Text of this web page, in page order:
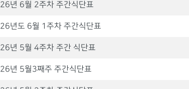
26년 6월 2주차 주간식단표
26년도 6월 1주차 주간식단표
26년 5월 4주차 주간 식단표
26년 5월3째주 주간식단표